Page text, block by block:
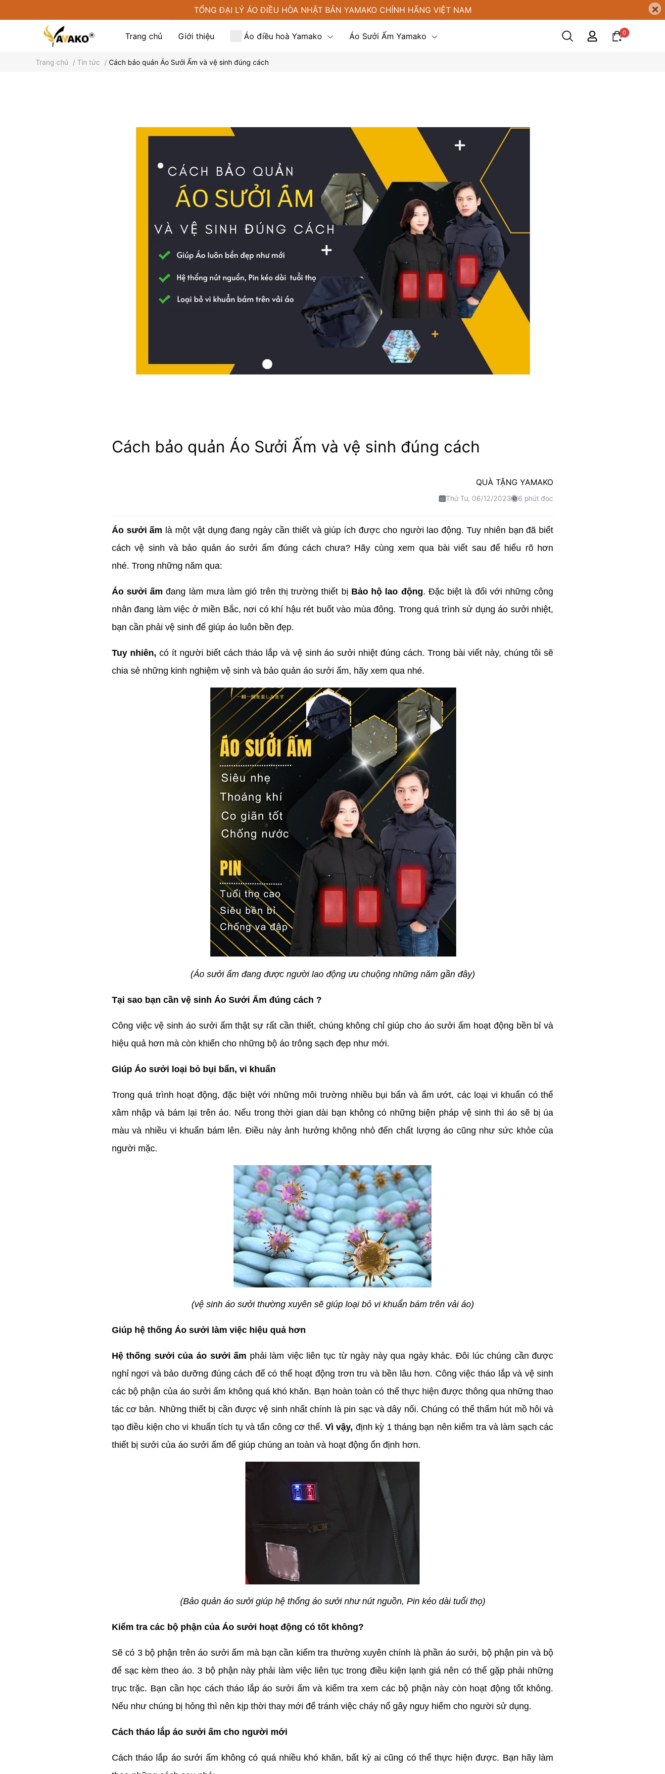
TỔNG ĐẠI LÝ ÁO ĐIỀU HÒA NHẬT BẢN YAMAKO CHÍNH HÃNG VIỆT NAM ×
Trang chủ Giới thiệu Áo điều hoà Yamako Áo Sưởi Ấm Yamako
Phụ kiện tại Yamako Tin tức
0
Trang chủ / Tin tức / Cách bảo quản Áo Sưởi Ấm và vệ sinh đúng cách
Cách bảo quản Áo Sưởi Ấm và vệ sinh đúng cách
QUÀ TẶNG YAMAKO
Thứ Tư, 06/12/2023 6 phút đọc
Áo sưởi ấm là một vật dụng đang ngày cần thiết và giúp ích được cho người lao động. Tuy nhiên bạn đã biết
cách vệ sinh và bảo quản áo sưởi ấm đúng cách chưa? Hãy cùng xem qua bài viết sau để hiểu rõ hơn
nhé. Trong những năm qua:
Áo sưởi ấm đang làm mưa làm gió trên thị trường thiết bị Bảo hộ lao động. Đặc biệt là đối với những công
nhân đang làm việc ở miền Bắc, nơi có khí hậu rét buốt vào mùa đông. Trong quá trình sử dụng áo sưởi nhiệt,
bạn cần phải vệ sinh để giúp áo luôn bền đẹp.
Tuy nhiên, có ít người biết cách tháo lắp và vệ sinh áo sưởi nhiệt đúng cách. Trong bài viết này, chúng tôi sẽ
chia sẻ những kinh nghiệm vệ sinh và bảo quản áo sưởi ấm, hãy xem qua nhé.
(Áo sưởi ấm đang được người lao động ưu chuộng những năm gần đây)
Tại sao bạn cần vệ sinh Áo Sưởi Ấm đúng cách ?
Công việc vệ sinh áo sưởi ấm thật sự rất cần thiết, chúng không chỉ giúp cho áo sưởi ấm hoạt động bền bỉ và
hiệu quả hơn mà còn khiến cho những bộ áo trông sạch đẹp như mới.
Giúp Áo sưởi loại bỏ bụi bẩn, vi khuẩn
Trong quá trình hoạt động, đặc biệt với những môi trường nhiều bụi bẩn và ẩm ướt, các loại vi khuẩn có thể
xâm nhập và bám lại trên áo. Nếu trong thời gian dài bạn không có những biện pháp vệ sinh thì áo sẽ bị úa
màu và nhiều vi khuẩn bám lên. Điều này ảnh hưởng không nhỏ đến chất lượng áo cũng như sức khỏe của
người mặc.
(vệ sinh áo sưởi thường xuyên sẽ giúp loại bỏ vi khuẩn bám trên vải áo)
Giúp hệ thống Áo sưởi làm việc hiệu quả hơn
Hệ thống sưởi của áo sưởi ấm phải làm việc liên tục từ ngày này qua ngày khác. Đôi lúc chúng cần được
nghỉ ngơi và bảo dưỡng đúng cách để có thể hoạt động trơn tru và bền lâu hơn. Công việc tháo lắp và vệ sinh
các bộ phận của áo sưởi ấm không quá khó khăn. Bạn hoàn toàn có thể thực hiện được thông qua những thao
tác cơ bản. Những thiết bị cần được vệ sinh nhất chính là pin sạc và dây nối. Chúng có thể thấm hút mồ hôi và
tạo điều kiện cho vi khuẩn tích tụ và tấn công cơ thể. Vì vậy, định kỳ 1 tháng bạn nên kiểm tra và làm sạch các
thiết bị sưởi của áo sưởi ấm để giúp chúng an toàn và hoạt động ổn định hơn.
(Bảo quản áo sưởi giúp hệ thống áo sưởi như nút nguồn, Pin kéo dài tuổi thọ)
Kiểm tra các bộ phận của Áo sưởi hoạt động có tốt không?
Sẽ có 3 bộ phận trên áo sưởi ấm mà bạn cần kiểm tra thường xuyên chính là phần áo sưởi, bộ phận pin và bộ
đế sạc kèm theo áo. 3 bộ phận này phải làm việc liên tục trong điều kiện lạnh giá nên có thể gặp phải những
trục trặc. Bạn cần học cách tháo lắp áo sưởi ấm và kiểm tra xem các bộ phận này còn hoạt động tốt không.
Nếu như chúng bị hỏng thì nên kịp thời thay mới để tránh việc cháy nổ gây nguy hiểm cho người sử dụng.
Cách tháo lắp áo sưởi ấm cho người mới
Cách tháo lắp áo sưởi ấm không có quá nhiều khó khăn, bất kỳ ai cũng có thể thực hiện được. Bạn hãy làm